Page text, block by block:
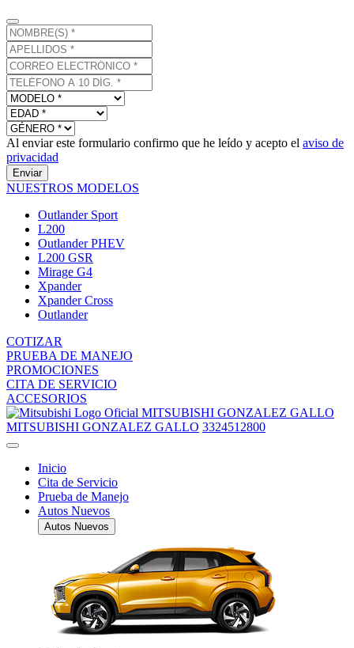
Al enviar este formulario confirmo que he leído y acepto el aviso de
privacidad
Enviar
NUESTROS MODELOS
Outlander Sport
L200
Outlander PHEV
L200 GSR
Mirage G4
Xpander
Xpander Cross
Outlander
COTIZAR
PRUEBA DE MANEJO
PROMOCIONES
CITA DE SERVICIO
ACCESORIOS
MITSUBISHI GONZALEZ GALLO
MITSUBISHI GONZALEZ GALLO 3324512800
Inicio
Cita de Servicio
Prueba de Manejo
Autos Nuevos
Autos Nuevos